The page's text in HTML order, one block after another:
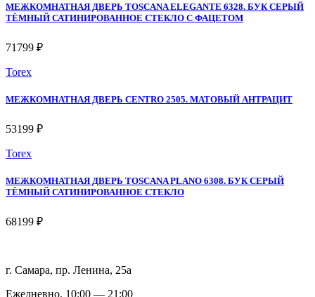
МЕЖКОМНАТНАЯ ДВЕРЬ TOSCANA ELEGANTE 6328. БУК СЕРЫЙ
ТЁМНЫЙ САТИНИРОВАННОЕ СТЕКЛО С ФАЦЕТОМ
71799 ₽
Torex
МЕЖКОМНАТНАЯ ДВЕРЬ CENTRO 2505. МАТОВЫЙ АНТРАЦИТ
53199 ₽
Torex
МЕЖКОМНАТНАЯ ДВЕРЬ TOSCANA PLANO 6308. БУК СЕРЫЙ
ТЁМНЫЙ САТИНИРОВАННОЕ СТЕКЛО
68199 ₽
г. Самара, пр. Ленина, 25а
Ежедневно, 10:00 — 21:00